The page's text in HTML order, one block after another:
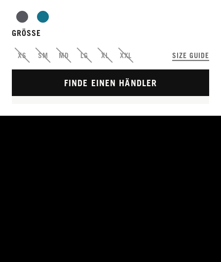
TURQ
HALTE DEN
OBERKÖRPER WARM
GRÖSSE
XS SM MD LG XL XXL SIZE GUIDE
FINDE EINEN HÄNDLER